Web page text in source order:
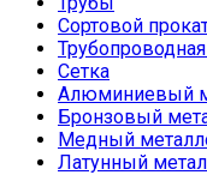
Сортовой
Сетка
Алюминиевый
Бронзовый
Медный
Латунный